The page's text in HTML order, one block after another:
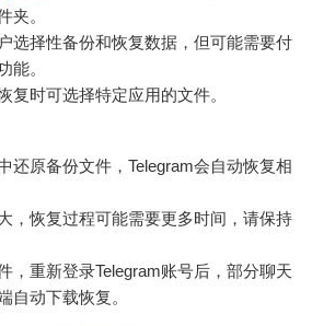
夹。
选择性备份和恢复数据，但可能需要付
能。
复时可选择特定应用的文件。
还原备份文件，Telegram会自动恢复相
，恢复过程可能需要更多时间，请保持
，重新登录Telegram账号后，部分聊天
自动下载恢复。